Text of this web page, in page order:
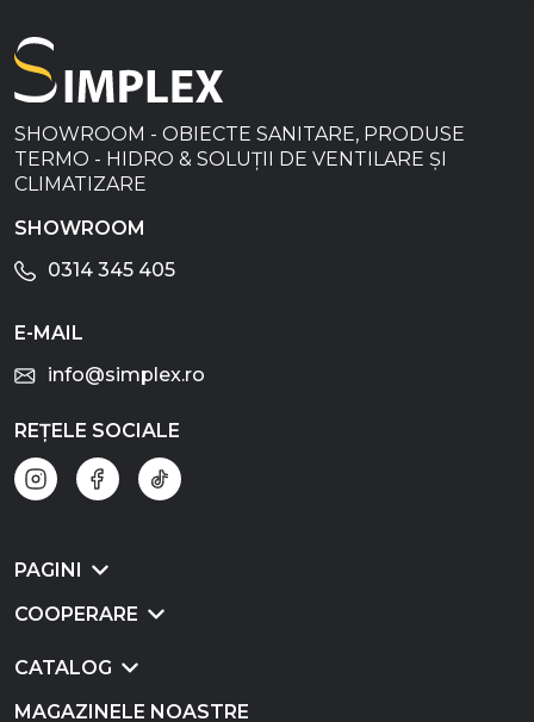
SHOWROOM - OBIECTE SANITARE, PRODUSE
TERMO - HIDRO & SOLUȚII DE VENTILARE ȘI
CLIMATIZARE
SHOWROOM
0314 345 405
E-MAIL
info@simplex.ro
REȚELE SOCIALE
PAGINI
COOPERARE
CATALOG
MAGAZINELE NOASTRE